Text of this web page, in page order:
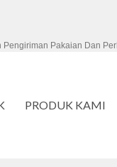
Pakaian Dan
PRODUK KAMI